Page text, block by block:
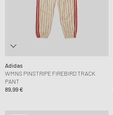
Adidas
WMNS PINSTRIPE FIREBIRD TRACK
PANT
89,99 €